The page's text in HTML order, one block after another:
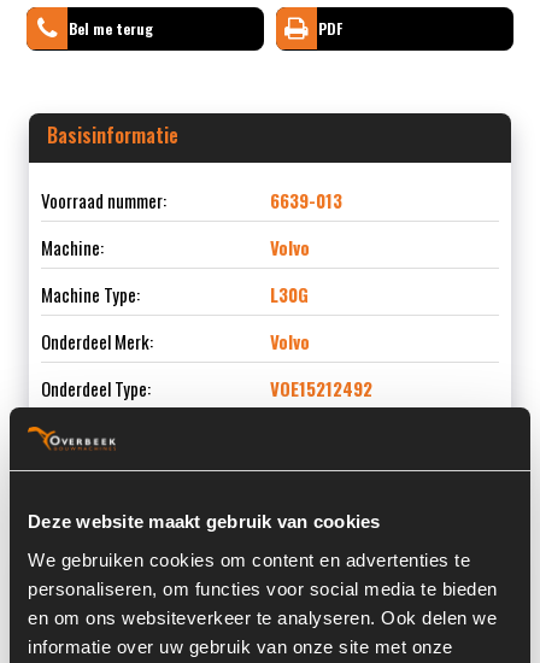
Deze website maakt gebruik van cookies
We gebruiken cookies om content en advertenties te
personaliseren, om functies voor social media te bieden
en om ons websiteverkeer te analyseren. Ook delen we
informatie over uw gebruik van onze site met onze
Bel me terug PDF
Basisinformatie
Voorraad nummer:
6639-013
Machine:
Volvo
Machine Type:
L30G
Onderdeel Merk:
Volvo
Onderdeel Type:
VOE15212492
Onderdeel nummer:
Informatie
Locatie:
4B15A